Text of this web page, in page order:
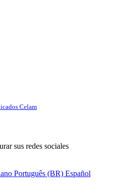
Celam
sus redes sociales
Português (BR) Español